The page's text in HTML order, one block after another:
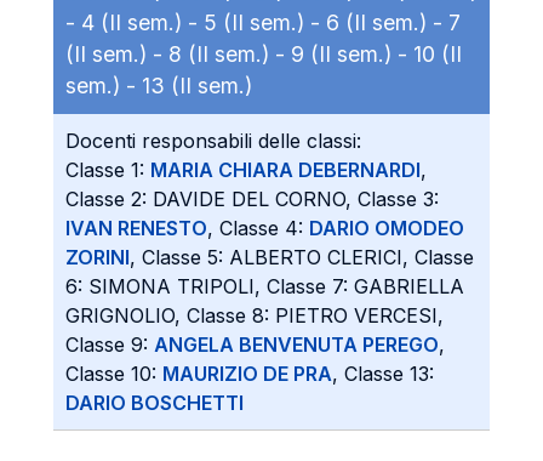
- 4 (II sem.) - 5 (II sem.) - 6 (II sem.) - 7
(II sem.) - 8 (II sem.) - 9 (II sem.) - 10 (II
sem.) - 13 (II sem.)
Docenti responsabili delle classi:
Classe 1: MARIA CHIARA DEBERNARDI,
Classe 2: DAVIDE DEL CORNO, Classe 3:
IVAN RENESTO, Classe 4: DARIO OMODEO
ZORINI, Classe 5: ALBERTO CLERICI, Classe
6: SIMONA TRIPOLI, Classe 7: GABRIELLA
GRIGNOLIO, Classe 8: PIETRO VERCESI,
Classe 9: ANGELA BENVENUTA PEREGO,
Classe 10: MAURIZIO DE PRA, Classe 13:
DARIO BOSCHETTI